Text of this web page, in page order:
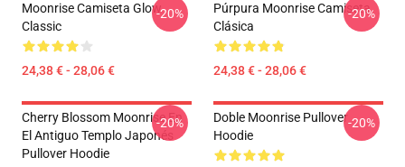
Moonrise Camiseta Glow
Classic
24,38 € - 28,06 €
-20%
Púrpura Moonrise Camiseta
Clásica
24,38 € - 28,06 €
-20%
Cherry Blossom Moonrise En
El Antiguo Templo Japonés
Pullover Hoodie
-20%
Doble Moonrise Pullover
Hoodie
-20%